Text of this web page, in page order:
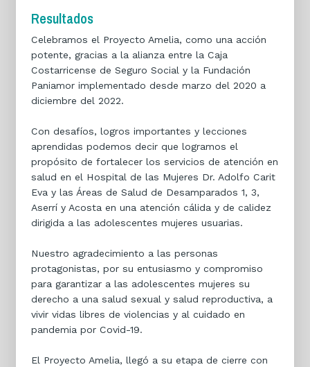
Resultados
Celebramos el Proyecto Amelia, como una acción
potente, gracias a la alianza entre la Caja
Costarricense de Seguro Social y la Fundación
Paniamor implementado desde marzo del 2020 a
diciembre del 2022.
Con desafíos, logros importantes y lecciones
aprendidas podemos decir que logramos el
propósito de fortalecer los servicios de atención en
salud en el Hospital de las Mujeres Dr. Adolfo Carit
Eva y las Áreas de Salud de Desamparados 1, 3,
Aserrí y Acosta en una atención cálida y de calidez
dirigida a las adolescentes mujeres usuarias.
Nuestro agradecimiento a las personas
protagonistas, por su entusiasmo y compromiso
para garantizar a las adolescentes mujeres su
derecho a una salud sexual y salud reproductiva, a
vivir vidas libres de violencias y al cuidado en
pandemia por Covid-19.
El Proyecto Amelia, llegó a su etapa de cierre con